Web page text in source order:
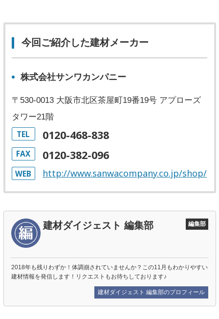
今回ご紹介した建材メーカー
株式会社サンワカンパニー
〒530-0013 大阪市北区茶屋町19番19号 アプローズ
タワー21階
TEL 0120-468-838
FAX 0120-382-096
WEB http://www.sanwacompany.co.jp/shop/
建材ダイジェスト 編集部 編集部
2018年も残りわずか！体調崩されていませんか？この11月もわかりやすい
建材情報を発信します！リクエストもお待ちしております♪
建材ダイジェスト 編集部のプロフィール